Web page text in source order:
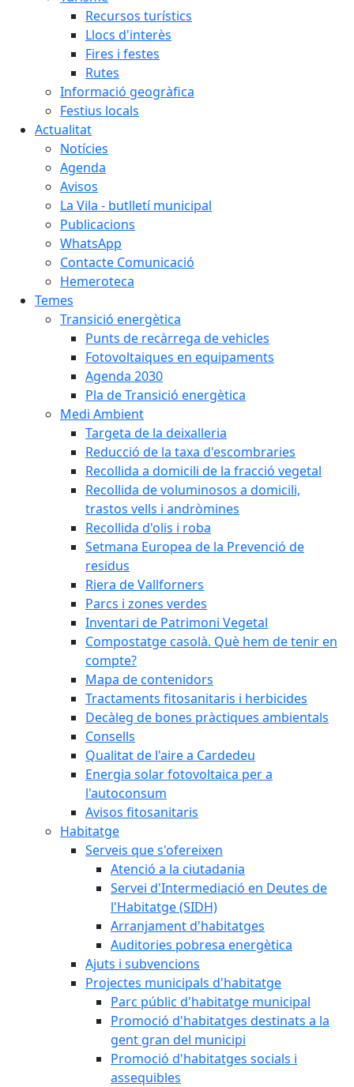
Recursos turístics
Llocs d'interès
Fires i festes
Rutes
Informació geogràfica
Festius locals
Actualitat
Notícies
Agenda
Avisos
La Vila - butlletí municipal
Publicacions
WhatsApp
Contacte Comunicació
Hemeroteca
Temes
Transició energètica
Punts de recàrrega de vehicles
Fotovoltaiques en equipaments
Agenda 2030
Pla de Transició energètica
Medi Ambient
Targeta de la deixalleria
Reducció de la taxa d'escombraries
Recollida a domicili de la fracció vegetal
Recollida de voluminosos a domicili,
trastos vells i andròmines
Recollida d'olis i roba
Setmana Europea de la Prevenció de
residus
Riera de Vallforners
Parcs i zones verdes
Inventari de Patrimoni Vegetal
Compostatge casolà. Què hem de tenir en
compte?
Mapa de contenidors
Tractaments fitosanitaris i herbicides
Decàleg de bones pràctiques ambientals
Consells
Qualitat de l'aire a Cardedeu
Energia solar fotovoltaica per a
l'autoconsum
Avisos fitosanitaris
Habitatge
Serveis que s'ofereixen
Atenció a la ciutadania
Servei d'Intermediació en Deutes de
l'Habitatge (SIDH)
Arranjament d'habitatges
Auditories pobresa energètica
Ajuts i subvencions
Projectes municipals d'habitatge
Parc públic d'habitatge municipal
Promoció d'habitatges destinats a la
gent gran del municipi
Promoció d'habitatges socials i
assequibles